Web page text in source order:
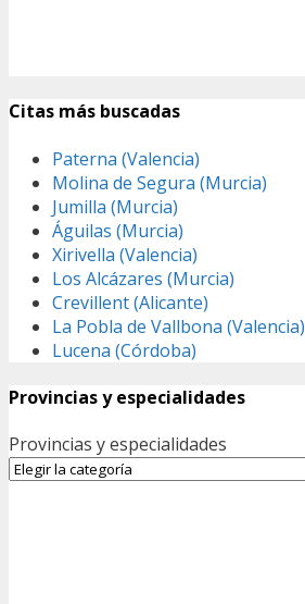
Citas más buscadas
Paterna (Valencia)
Molina de Segura (Murcia)
Jumilla (Murcia)
Águilas (Murcia)
Xirivella (Valencia)
Los Alcázares (Murcia)
Crevillent (Alicante)
La Pobla de Vallbona (Valencia)
Lucena (Córdoba)
Provincias y especialidades
Provincias y especialidades